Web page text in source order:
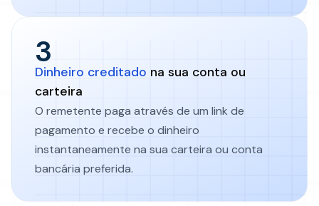
3
Dinheiro creditado na sua conta ou
carteira
O remetente paga através de um link de
pagamento e recebe o dinheiro
instantaneamente na sua carteira ou conta
bancária preferida.